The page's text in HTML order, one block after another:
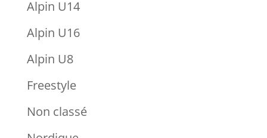
Alpin U14
Alpin U16
Alpin U8
Freestyle
Non classé